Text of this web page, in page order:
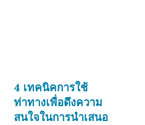
4 เทคนิคการใช้
ท่าทางเพื่อดึงความ
สนใจในการนำเสนอ